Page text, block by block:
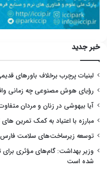
خبر جدید
لبنیات پرچرب برخلاف باورهای
رؤیای هوش مصنوعی چه زمانی
آیا بیهوشی در زنان و مردان
مبارزه با اعتیاد به کمک تمرین
توسعه زیرساخت‌های سلامت فارس با ۳ پروژه شتاب
وزیر بهداشت: گام‌های مؤثری برای
شده است